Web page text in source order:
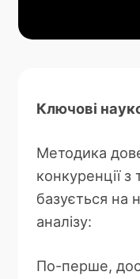
Ключові
Методика
конкуренції з
базується на
аналізу:
По-перше,